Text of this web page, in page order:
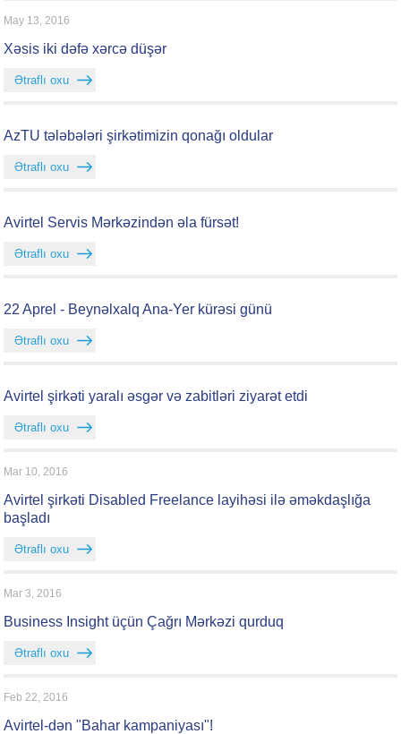
May 13, 2016
Xəsis iki dəfə xərcə düşər
Ətraflı oxu
AzTU tələbələri şirkətimizin qonağı oldular
Ətraflı oxu
Avirtel Servis Mərkəzindən əla fürsət!
Ətraflı oxu
22 Aprel - Beynəlxalq Ana-Yer kürəsi günü
Ətraflı oxu
Avirtel şirkəti yaralı əsgər və zabitləri ziyarət etdi
Ətraflı oxu
Mar 10, 2016
Avirtel şirkəti Disabled Freelance layihəsi ilə əməkdaşlığa
başladı
Ətraflı oxu
Mar 3, 2016
Business Insight üçün Çağrı Mərkəzi qurduq
Ətraflı oxu
Feb 22, 2016
Avirtel-dən "Bahar kampaniyası"!